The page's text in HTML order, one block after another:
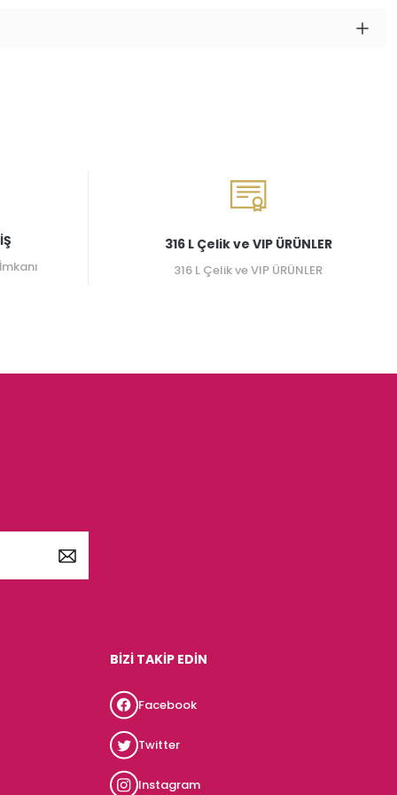
316 L Çelik ve VIP ÜRÜNLER
316 L Çelik ve VIP ÜRÜNLER
BİZİ TAKİP EDİN
Facebook
Twitter
Instagram